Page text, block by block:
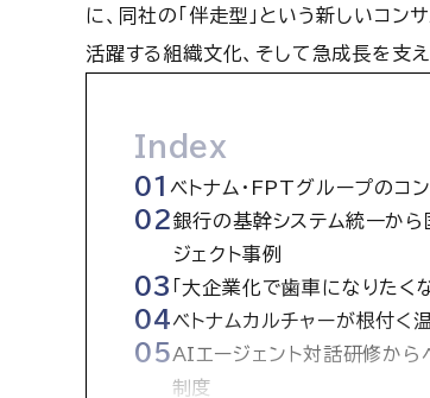
に、同社の「伴走型」という新しいコ
活躍する組織文化、そして急成長を支
Index
ベトナム・FPTグループのコ
銀行の基幹システム統一か
ジェクト事例
「大企業化で歯車になりた
ベトナムカルチャーが根付く
AIエージェント対話研修から
制度